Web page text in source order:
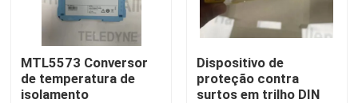
Contacte-nos
Notícias
MTL5573 Conversor
de temperatura de
isolamento
Dispositivo de
proteção contra
surtos em trilho DIN